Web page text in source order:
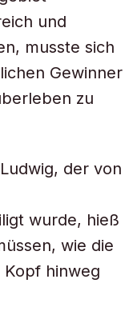
und
musste sich
Gewinner
zu
der von
wurde, hieß
wie die
hinweg